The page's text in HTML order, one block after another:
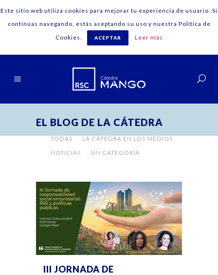
Español
EL BLOG DE LA CÁTEDRA
TODAS
LA CÁTEDRA EN LOS MEDIOS
NOTICIAS
SIN CATEGORÍA
III JORNADA DE
Este sitio web utiliza cookies para mejorar tu experiencia de usuario. Si
continúas navegando, estás aceptando su uso y nuestra Política de
Cookies.
ACEPTAR Leer más